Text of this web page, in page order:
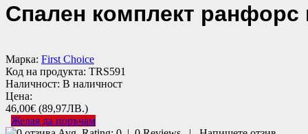
Спален комплект
Марка: First Choice
Код на продукта: TRS591
Наличност: В наличност
Цена:
46,00€ (89,97ЛВ.)
Желая да поръчам